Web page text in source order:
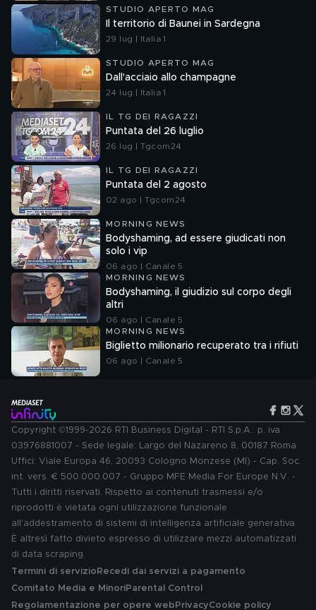
STUDIO APERTO MAG
Il territorio di Baunei in Sardegna
29 lug | Italia 1
STUDIO APERTO MAG
Dall'acciaio allo champagne
24 lug | Italia 1
IL TG DEI RAGAZZI
Puntata del 26 luglio
26 lug | Tgcom24
IL TG DEI RAGAZZI
Puntata del 2 agosto
02 ago | Tgcom24
MORNING NEWS
Bodyshaming, ad essere giudicati non
solo i vip
06 ago | Canale 5
MORNING NEWS
Bodyshaming, il giudizio sul corpo degli
altri
06 ago | Canale 5
MORNING NEWS
Biglietto milionario recuperato tra i rifiuti
06 ago | Canale 5
Copyright ©1999-2026 RTI Business Digital - RTI S.p.A.: p. iva
03976881007 - Sede legale: Largo del Nazareno 8, 00187 Roma.
Uffici: Viale Europa 46, 20093 Cologno Monzese (MI) - Cap. Soc.
int. vers. € 500.000.007 - Gruppo MFE Media For Europe N.V. -
Tutti i diritti riservati. Rispetto ai contenuti trasmessi e/o
riprodotti è vietata ogni utilizzazione funzionale
all'addestramento di sistemi di intelligenza artificiale generativa.
È altresì fatto divieto espresso di utilizzare mezzi automatizzati
di data scraping.
Termini di servizio Recedi dai servizi a pagamento
Comitato Media e MinoriParental Control
Regolamentazione per opere web PrivacyCookie policy